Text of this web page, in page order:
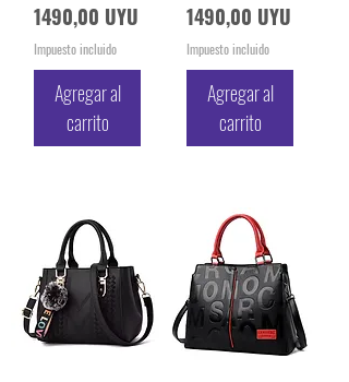
Precio
1490,00 UYU
Impuesto incluido
Agregar al
carrito
Precio
1490,00 UYU
Impuesto incluido
Agregar al
carrito